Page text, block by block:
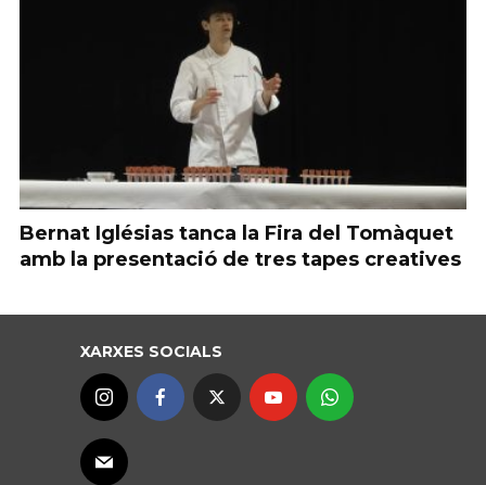
Bernat Iglésias tanca la Fira del Tomàquet
amb la presentació de tres tapes creatives
XARXES SOCIALS